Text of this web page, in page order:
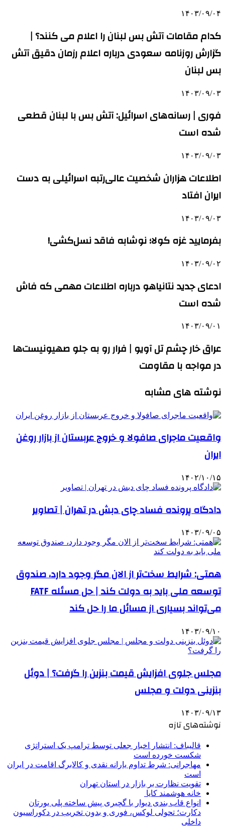
۱۴۰۳/۰۹/۰۴
کدام مقامات آتش بس لبنان را اعلام می کنند؟ |
گزارش روزنامه سعودی درباره اعلام رزمان دقیق آتش
بس لبنان
۱۴۰۳/۰۹/۰۳
فوری | رسانه‌های اسرائیل: آتش بس با لبنان قطعی
شده است
۱۴۰۳/۰۹/۰۳
اطلاعات هزاران شخصیت عالی‌رتبه اسرائیلی به دست
ایران افتاد
۱۴۰۳/۰۹/۰۳
بفرمایید غزه‌ کولا؛ نوشابه فاقد نسل‌کشی!
۱۴۰۳/۰۹/۰۲
ادعای جدید نتانیاهو درباره اطلاعات مهمی که فاش
شده است
۱۴۰۳/۰۹/۰۱
عراق خار چشم تل آویو | فرار رو به جلو صهیونیست‌ها
در مواجه با مقاومت
نوشته های مشابه
واقعیت ماجرای صافولا و خروج عربستان از بازار روغن
ایران
۱۴۰۲/۱۰/۱۵
دادگاه پرونده فساد چای دبش در تهران | تصاویر
۱۴۰۳/۰۹/۰۵
همتی: شرایط سخت‌تر از الان مگر وجود دارد، صندوق
توسعه ملی باید به دولت کند | حل مسئله FATF
می‌تواند بسیاری از مسائل ما را حل کند
۱۴۰۳/۰۹/۱۰
مجلس جلوی افزایش قیمت بنزین را گرفت؟ | دوئل
بنزینی دولت و مجلس
۱۴۰۳/۰۹/۱۳
نوشته‌های تازه
قالیباف: انتشار اخبار جعلی توسط ترامپ یک استراتژی
شکست خورده است
مهاجرانی: شرط تداوم یارانه نقدی و کالابرگ اقامت در ایران
است
تقویت نظارت بر بازار در استان تهران
خانه هوشمند کایا
انواع قاب بندی دیوار با گچبری پیش ساخته پلی یورتان
دکارت؛ تحولی لوکس، فوری و بدون تخریب در دکوراسیون
داخلی